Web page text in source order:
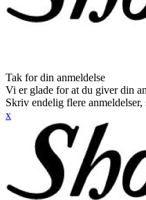
Tak for din anmeldelse
Vi er glade for at du giver din
Skriv endelig flere
x